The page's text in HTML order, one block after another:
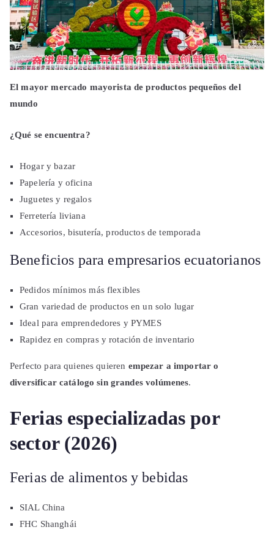
El mayor mercado mayorista de productos pequeños del
mundo
¿Qué se encuentra?
Hogar y bazar
Papelería y oficina
Juguetes y regalos
Ferretería liviana
Accesorios, bisutería, productos de temporada
Beneficios para empresarios ecuatorianos
Pedidos mínimos más flexibles
Gran variedad de productos en un solo lugar
Ideal para emprendedores y PYMES
Rapidez en compras y rotación de inventario
Perfecto para quienes quieren empezar a importar o
diversificar catálogo sin grandes volúmenes.
Ferias especializadas por
sector (2026)
Ferias de alimentos y bebidas
SIAL China
FHC Shanghái